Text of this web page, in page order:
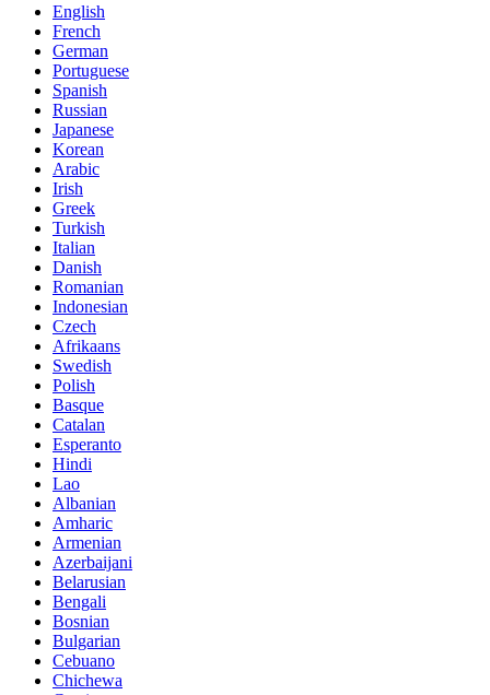
English
French
German
Portuguese
Spanish
Russian
Japanese
Korean
Arabic
Irish
Greek
Turkish
Italian
Danish
Romanian
Indonesian
Czech
Afrikaans
Swedish
Polish
Basque
Catalan
Esperanto
Hindi
Lao
Albanian
Amharic
Armenian
Azerbaijani
Belarusian
Bengali
Bosnian
Bulgarian
Cebuano
Chichewa